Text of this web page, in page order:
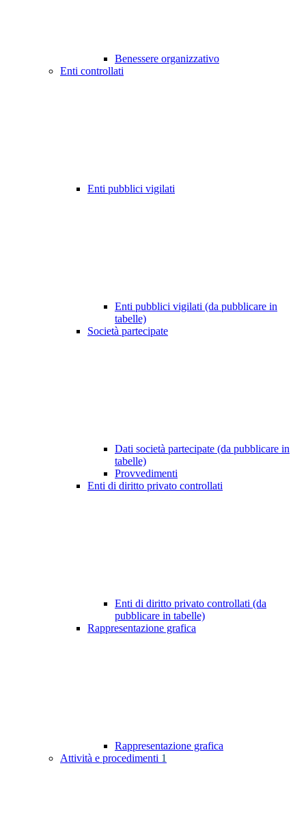
Benessere organizzativo
Enti controllati
Enti pubblici vigilati
Enti pubblici vigilati (da pubblicare in
tabelle)
Società partecipate
Dati società partecipate (da pubblicare in
tabelle)
Provvedimenti
Enti di diritto privato controllati
Enti di diritto privato controllati (da
pubblicare in tabelle)
Rappresentazione grafica
Rappresentazione grafica
Attività e procedimenti 1